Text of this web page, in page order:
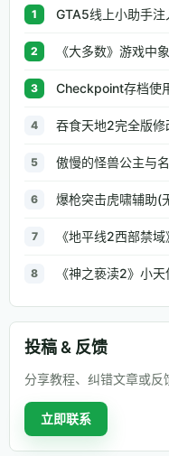
1 GTA5线上小助手
2 《大多数》游戏中
3 Checkpoint存档使
4 吞食天地2完全版
5
6 爆枪突击虎啸辅助(
7 《地平线2西部禁
8 《神之亵渎2》小
投稿 & 反馈
分享教程、纠错文章或反
立即联系